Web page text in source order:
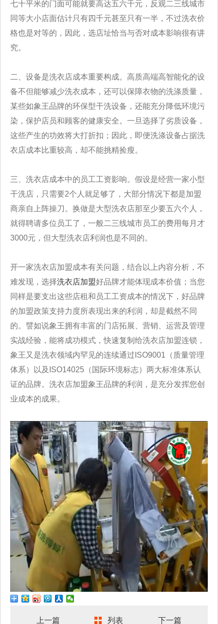
七十平米的门面可能就要高达五六千元，反观二三线城市
同等大小店面估计只有四千元甚至只有一半，不过洗衣价
格也是对等的，因此，选店址恰当与否对成本影响很有讲
究。
二、设备是洗衣店成本重要构成。高质高端高智能化的设
备不但能够减少洗衣成本，还可以保障衣物的洗涤质量，
某些如象王品牌的环保型干洗设备，还能充分降低环境污
染，保护店员和顾客的健康安全。一旦选择了劣质设备，
这些产生的功效将大打折扣；因此，即便洗涤设备占据洗
衣店成本比重较高，却不能挑精捡瘦。
三、洗衣店成本中的员工工资影响。假设是经营一家小型
干洗店，只需要2个人就足够了，大部分情况下都是加盟
商亲自上阵操刀。换做是大型洗衣店那至少要五六个人，
就得聘请多位员工了，一般二三线城市员工的费用每月才
3000元，但大型洗衣店利润也是不同的。
开一家洗衣店加盟成本有关问题，结合以上内容分析，不
难发现，选择洗衣店加盟好品牌才能体现成本价值；当您
同样是要支出这些店租和员工工资成本的情况下，好品牌
的加盟政策支持力度所表现出来的利润，却是截然不同
的。譬如说象王拥有丰富的门店拓展、营销、运营及管理
实战经验，能将成功模式，快速复制给洗衣店加盟连锁，
象王又是洗衣领域内罕见的连续通过ISO9001（质量管理
体系）以及ISO14025（国际环境标志）两大标准体系认
证的品牌。洗衣店加盟象王品牌的利润，是充分发挥您创
业成本的成果。
上一篇 列表 下一篇